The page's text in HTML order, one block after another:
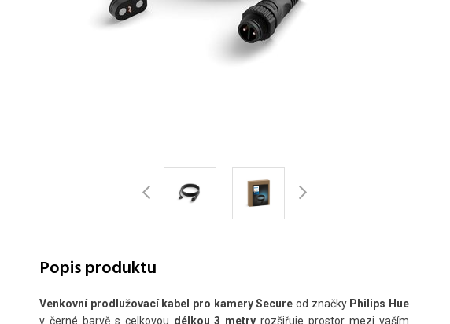
Popis produktu
Venkovní prodlužovací kabel pro kamery Secure od značky Philips Hue
v černé barvě s celkovou délkou 3 metry rozšiřuje prostor mezi vaším